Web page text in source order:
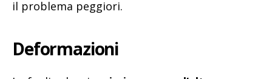
il problema peggiori.
Deformazioni